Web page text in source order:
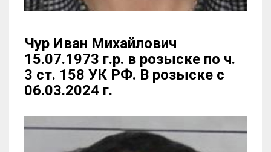
Чур Иван Михайлович
15.07.1973 г.р. в розыске по ч.
3 ст. 158 УК РФ. В розыске с
06.03.2024 г.